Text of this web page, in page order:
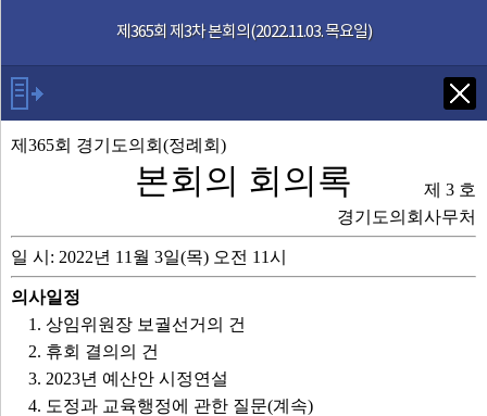
제365회 제3차 본회의(2022.11.03. 목요일)
Tab키로 다음 검색
안건
부록
제365회 회의록
제365회 경기도의회(정례회)
본회의 회의록
제 3 호
경기도의회사무처
일 시: 2022년 11월 3일(목) 오전 11시
의사일정
1. 상임위원장 보궐선거의 건
2. 휴회 결의의 건
3. 2023년 예산안 시정연설
4. 도정과 교육행정에 관한 질문(계속)